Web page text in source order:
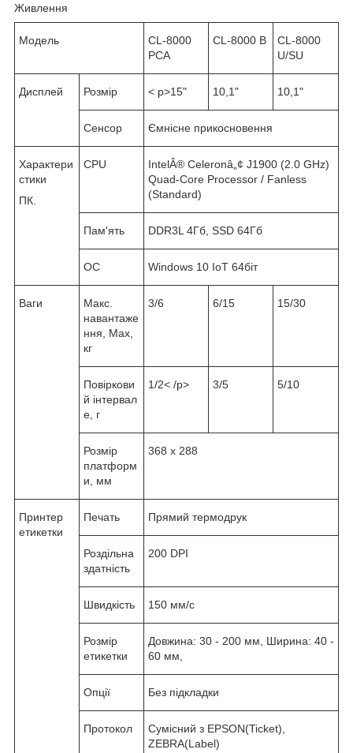
Живлення
Модель
CL-8000
PCA
CL-8000 B
CL-8000
U/SU
Дисплей Розмір < p>15" 10,1" 10,1"
Сенсор Ємнісне прикосновення
Характери
стики
ПК.
CPU
IntelÂ® Celeronâ„¢ J1900 (2.0 GHz)
Quad-Core Processor / Fanless
(Standard)
Пам'ять DDR3L 4Гб, SSD 64Гб
ОС Windows 10 IoT 64біт
Ваги
Макс.
навантаже
ння, Max,
кг
3/6 6/15 15/30
Повіркови
й інтервал
e, г
1/2< /p> 3/5 5/10
Розмір
платформ
и, мм
368 х 288
Принтер
етикетки
Печать Прямий термодрук
Роздільна
здатність
200 DPI
Швидкість 150 мм/с
Розмір
етикетки
Довжина: 30 - 200 мм, Ширина: 40 -
60 мм,
Опції Без підкладки
Протокол
Сумісний з EPSON(Ticket),
ZEBRA(Label)